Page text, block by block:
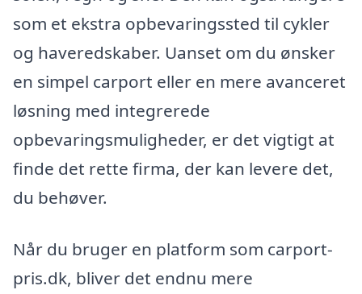
som et ekstra opbevaringssted til cykler
og haveredskaber. Uanset om du ønsker
en simpel carport eller en mere avanceret
løsning med integrerede
opbevaringsmuligheder, er det vigtigt at
finde det rette firma, der kan levere det,
du behøver.
Når du bruger en platform som carport-
pris.dk, bliver det endnu mere